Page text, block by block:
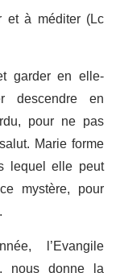
et à méditer (Lc
garder en elle-
descendre en
pour ne pas
Marie forme
lequel elle peut
mystère, pour
l’Evangile